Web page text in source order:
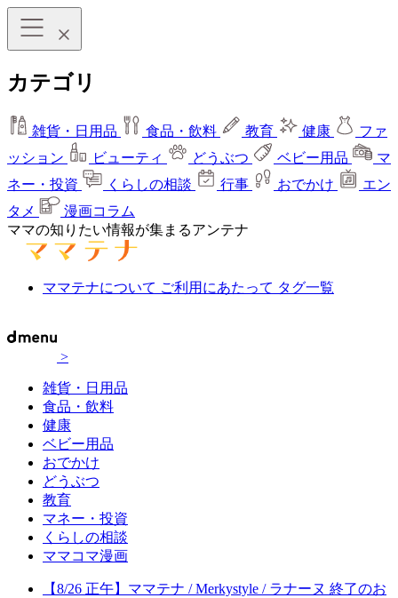
カテゴリ
雑貨・日用品 食品・飲料 教育 健康
ファ
ッション
ビューティ どうぶつ ベビー用品
マ
ネー・投資
くらしの相談 行事 おでかけ
エン
タメ
漫画コラム
ママの知りたい情報が集まるアンテナ
ママテナについて ご利用にあたって タグ一覧
>
雑貨・日用品
食品・飲料
健康
ベビー用品
おでかけ
どうぶつ
教育
マネー・投資
くらしの相談
ママコマ漫画
【8/26 正午】ママテナ / Merkystyle / ラナーヌ 終了のお